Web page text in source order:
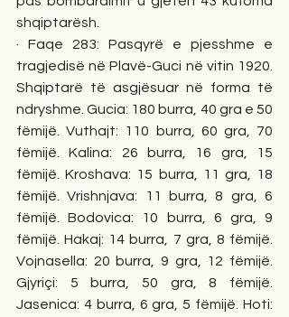
shqiptarësh.
· Faqe 283: Pasqyrë e pjesshme e
tragjedisë në Plavë-Guci në vitin 1920.
Shqiptarë të asgjësuar në forma të
ndryshme. Gucia: 180 burra, 40 gra e 50
fëmijë. Vuthajt: 110 burra, 60 gra, 70
fëmijë. Kalina: 26 burra, 16 gra, 15
fëmijë. Kroshava: 15 burra, 11 gra, 18
fëmijë. Vrishnjava: 11 burra, 8 gra, 6
fëmijë. Bodovica: 10 burra, 6 gra, 9
fëmijë. Hakaj: 14 burra, 7 gra, 8 fëmijë.
Vojnasella: 20 burra, 9 gra, 12 fëmijë.
Gjyriçi: 5 burra, 50 gra, 8 fëmijë.
Jasenica: 4 burra, 6 gra, 5 fëmijë. Hoti: